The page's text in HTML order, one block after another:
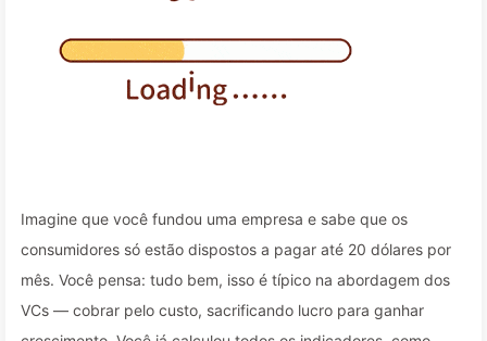
Imagine que você fundou uma empresa e sabe que os
consumidores só estão dispostos a pagar até 20 dólares por
mês. Você pensa: tudo bem, isso é típico na abordagem dos
VCs — cobrar pelo custo, sacrificando lucro para ganhar